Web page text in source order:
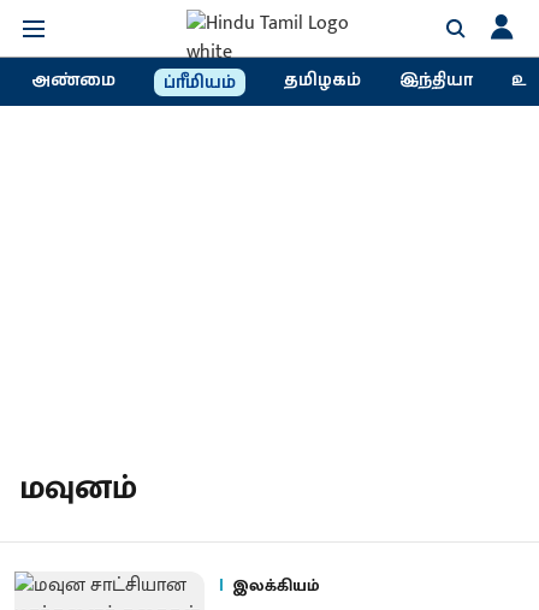
அண்மை ப்ரீமியம் தமிழகம் இந்தியா
மவுனம்
இலக்கியம்